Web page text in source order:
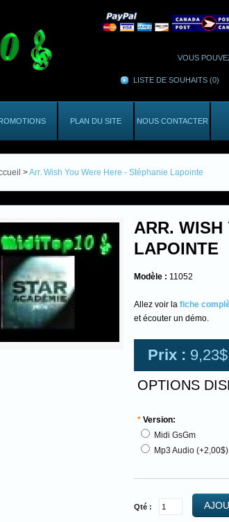
VOUS
LISTE DE SOUHAITS (0)
PLAN DU SITE NOUS CONTACTER
>Arr. Wish You Were Here - Stéphanie Lapointe
ARR. WISH
LAPOINTE
Modèle : 11052
Allez voir la fiche
et écouter un démo.
Prix : 9,23$
OPTIONS
* Version:
Midi GsGm
Mp3 Audio (+2,00$)
Qté :